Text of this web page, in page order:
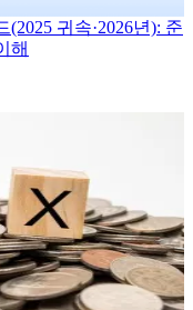
귀속·2026년): 준
해